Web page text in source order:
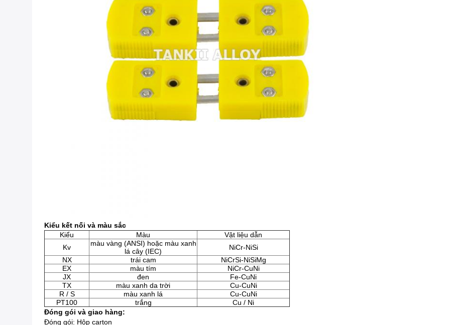
Kiểu kết nối và màu sắc
Kiểu
Màu
Vật liệu dẫn
Kv
màu vàng (ANSI) hoặc màu xanh
lá cây (IEC)
NiCr-NiSi
NX
trái cam
NiCrSi-NiSiMg
EX
màu tím
NiCr-CuNi
JX
đen
Fe-CuNi
TX
màu xanh da trời
Cu-CuNi
R / S
màu xanh lá
Cu-CuNi
PT100
trắng
Cu / Ni
Đóng gói và giao hàng:
Đóng gói: Hộp carton